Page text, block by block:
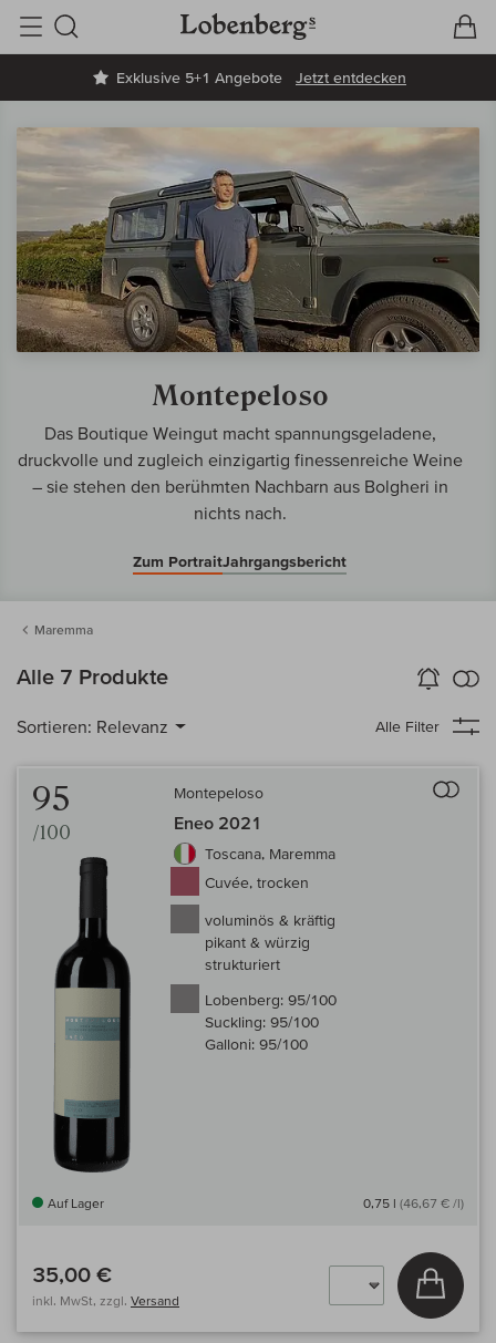
Exklusive 5+1 Angebote Jetzt entdecken
Suche
Montepeloso
Das Boutique Weingut macht spannungsgeladene,
druckvolle und zugleich einzigartig finessenreiche Weine
– sie stehen den berühmten Nachbarn aus Bolgheri in
nichts nach.
Zum PortraitJahrgangsbericht
Maremma
Alle 7 Produkte Wein-Alarm
aktivieren
Sortieren: Relevanz Alle Filter
95
/100
Montepeloso
Eneo 2021
Toscana, Maremma
Cuvée, trocken
voluminös & kräftig
pikant & würzig
strukturiert
Lobenberg: 95/100
Suckling: 95/100
Galloni: 95/100
Auf Lager 0,75 l (46,67 € /l)
35,00 €
inkl. MwSt, zzgl. Versand
In